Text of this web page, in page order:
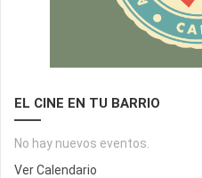
EL CINE EN TU BARRIO
No hay nuevos eventos.
Ver Calendario